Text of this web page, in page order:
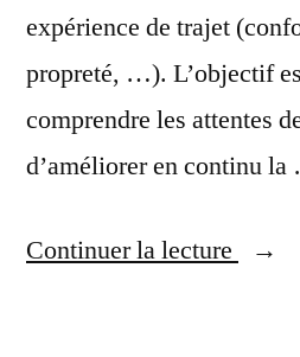
expérience de trajet
propreté, …). L’objectif
comprendre les attentes
d’améliorer en continu
Continuer la lecture
« LIZ